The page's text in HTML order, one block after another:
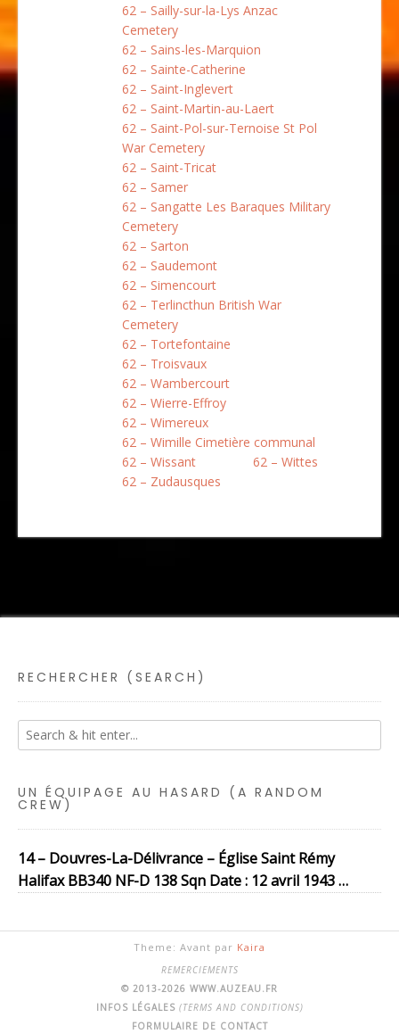
62 – Sailly-sur-la-Lys Anzac
Cemetery
62 – Sains-les-Marquion
62 – Sainte-Catherine
62 – Saint-Inglevert
62 – Saint-Martin-au-Laert
62 – Saint-Pol-sur-Ternoise St Pol
War Cemetery
62 – Saint-Tricat
62 – Samer
62 – Sangatte Les Baraques Military
Cemetery
62 – Sarton
62 – Saudemont
62 – Simencourt
62 – Terlincthun British War
Cemetery
62 – Tortefontaine
62 – Troisvaux
62 – Wambercourt
62 – Wierre-Effroy
62 – Wimereux
62 – Wimille Cimetière communal
62 – Wissant
62 – Wittes
62 – Zudausques
RECHERCHER (SEARCH)
UN ÉQUIPAGE AU HASARD (A RANDOM
CREW)
14 – Douvres-La-Délivrance – Église Saint Rémy
Halifax BB340 NF-D 138 Sqn Date : 12 avril 1943 …
Theme: Avant par Kaira
REMERCIEMENTS
© 2013-2026 WWW.AUZEAU.FR
INFOS LÉGALES (TERMS AND CONDITIONS)
FORMULAIRE DE CONTACT